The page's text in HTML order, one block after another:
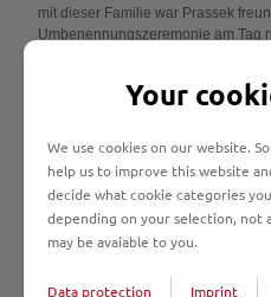
mit dieser Familie war Prassek
Umbenennungszeremonie am Tag
Mut gehabt hat, die Wahrheit zu
Priesterseminar Osnabrück
Große Domsfreiheit 5, 49074
priesterseminar@bistum-os.de
Your
We use cookies on our website.
help us to improve this website
decide what cookie categories
depending on your selection, not
may be avaiable to you.
Data protection Imprint